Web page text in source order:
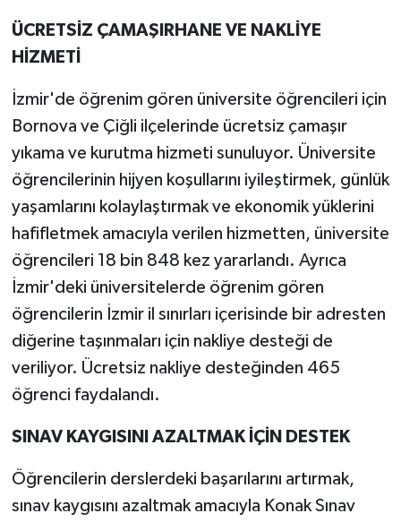
ÜCRETSİZ ÇAMAŞIRHANE VE NAKLİYE
HİZMETİ
İzmir'de öğrenim gören üniversite öğrencileri için
Bornova ve Çiğli ilçelerinde ücretsiz çamaşır
yıkama ve kurutma hizmeti sunuluyor. Üniversite
öğrencilerinin hijyen koşullarını iyileştirmek, günlük
yaşamlarını kolaylaştırmak ve ekonomik yüklerini
hafifletmek amacıyla verilen hizmetten, üniversite
öğrencileri 18 bin 848 kez yararlandı. Ayrıca
İzmir'deki üniversitelerde öğrenim gören
öğrencilerin İzmir il sınırları içerisinde bir adresten
diğerine taşınmaları için nakliye desteği de
veriliyor. Ücretsiz nakliye desteğinden 465
öğrenci faydalandı.
SINAV KAYGISINI AZALTMAK İÇİN DESTEK
Öğrencilerin derslerdeki başarılarını artırmak,
sınav kaygısını azaltmak amacıyla Konak Sınav